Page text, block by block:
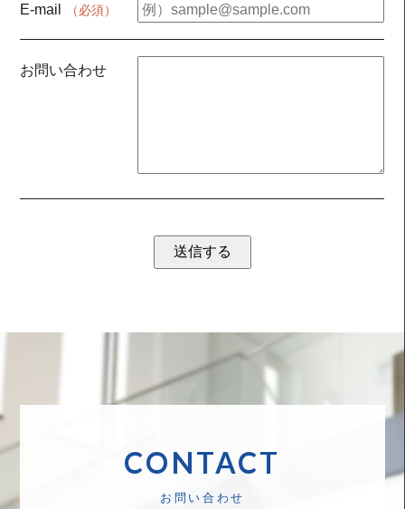
E-mail （必須）
お問い合わせ
CONTACT
お問い合わせ